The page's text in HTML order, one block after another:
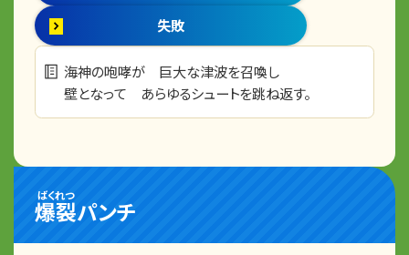
失敗
海神の咆哮が 巨大な津波を召喚し
壁となって あらゆるシュートを跳ね返す。
爆裂
ばくれつ
パンチ